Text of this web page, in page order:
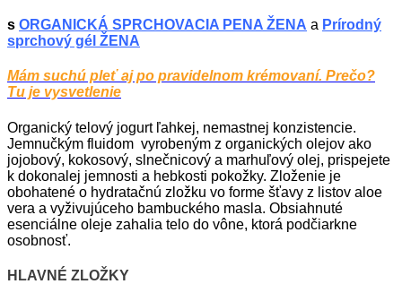
s ORGANICKÁ SPRCHOVACIA PENA ŽENA a Prírodný
sprchový gél ŽENA
Mám suchú pleť aj po pravidelnom krémovaní. Prečo?
Tu je vysvetlenie
Organický telový jogurt ľahkej, nemastnej konzistencie.
Jemnučkým fluidom vyrobeným z organických olejov ako
jojobový, kokosový, slnečnicový a marhuľový olej, prispejete
k dokonalej jemnosti a hebkosti pokožky. Zloženie je
obohatené o hydratačnú zložku vo forme šťavy z listov aloe
vera a vyživujúceho bambuckého masla. Obsiahnuté
esenciálne oleje zahalia telo do vône, ktorá podčiarkne
osobnosť.
HLAVNÉ ZLOŽKY